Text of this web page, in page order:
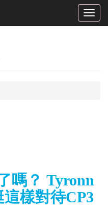
Toggle
嗎？ Tyronn
樣對待CP3